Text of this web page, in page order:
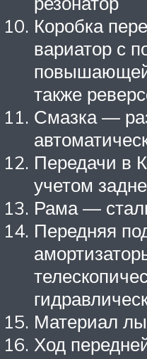
Коробка
вариатор с
также
Смазка —
Передачи в
учетом
Рама —
Передняя
Материал
Ход